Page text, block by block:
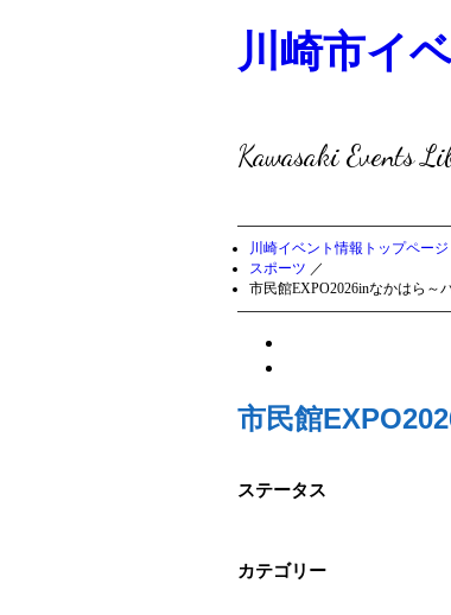
川崎市イ
Kawasaki Events
川崎イベント情報トップページ
スポーツ ／
市民館EXPO2026inなかはら～
市民館
ステータス
カテゴリー